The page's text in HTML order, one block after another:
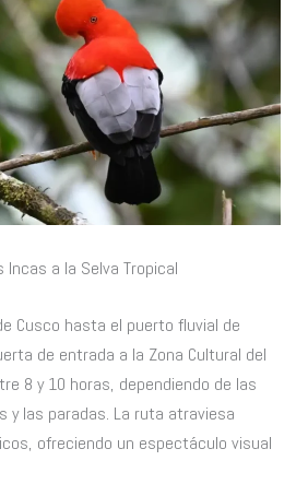
Incas a la Selva Tropical
Cusco hasta el puerto fluvial de
de entrada a la Zona Cultural del
8 y 10 horas, dependiendo de las
y las paradas. La ruta atraviesa
ofreciendo un espectáculo visual